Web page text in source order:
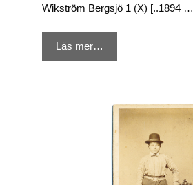
Wikström Bergsjö 1 (X) [..1894 …
Läs mer…